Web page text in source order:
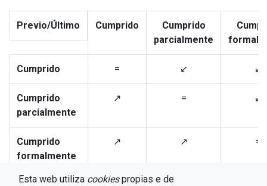
Previo/Último Cumprido
Cumprido
parcialmente
Cumprido = ↙ ↙
Cumprido
parcialmente
↗ = ↙
Cumprido
formalmente
↗ ↗ =
Esta web utiliza cookiespropias e de